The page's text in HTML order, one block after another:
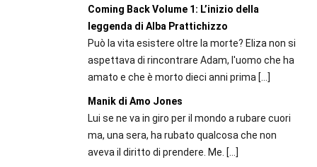
Coming Back Volume 1: L’inizio della
leggenda di Alba Prattichizzo
Può la vita esistere oltre la morte? Eliza non si
aspettava di rincontrare Adam, l'uomo che ha
amato e che è morto dieci anni prima […]
Manik di Amo Jones
Lui se ne va in giro per il mondo a rubare cuori
ma, una sera, ha rubato qualcosa che non
aveva il diritto di prendere. Me. […]